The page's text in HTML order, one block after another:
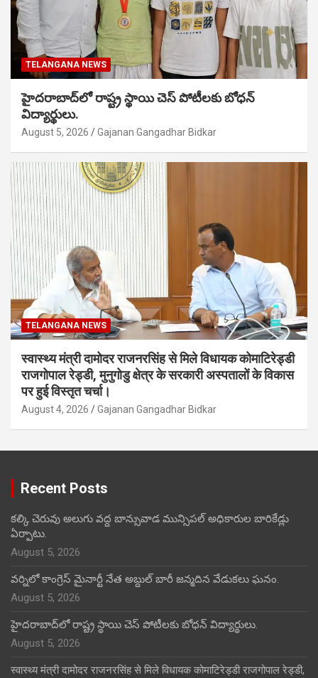
TELANGANA NEWS
హైదరాబాద్‌లో రాష్ట్ర స్థాయి చెస్ పోటీలకు బోధన్
విద్యార్థులు.
August 5, 2026 Gajanan Gangadhar Bidkar
TELANGANA NEWS
स्वास्थ्य मंत्री दामोदर राजनरसिंह से मिले विधायक कोमाटिरेड्डी
राजगोपाल रेड्डी, मुनुगोडु क्षेत्र के सरकारी अस्पतालों के विकास
पर हुई विस्तृत चर्चा।
August 4, 2026 Gajanan Gangadhar Bidkar
Recent Posts
కల్కి చెరువు అలుగు వద్ద బాన్సువాడ మున్సిపల్ అధికారుల బారికేడ్లు
ఏర్పాటు.
August 5, 2026
వర్నిలో కాంగ్రెస్ మైనార్టీ నేత అబ్దుల్ బారీ జన్మదిన వేడుకలు ఘనం.
August 5, 2026
హైదరాబాద్‌లో రాష్ట్ర స్థాయి చెస్ పోటీలకు బోధన్ విద్యార్థులు.
August 5, 2026
स्वास्थ्य मंत्री दामोदर राजनरसिंह से मिले विधायक कोमाटिरेड्डी राजगोपाल रेड्डी,